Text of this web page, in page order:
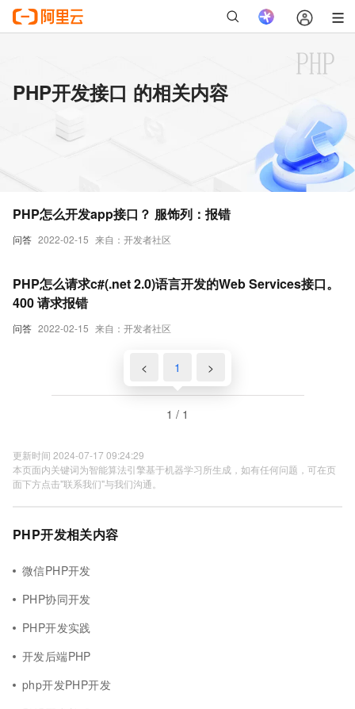
PHP开发接口 的相关内容
问答 2022-02-15 来自：开发者社区
PHP怎么开发app接口？ 服饰列：报错
问答 2022-02-15 来自：开发者社区
PHP怎么请求c#(.net 2.0)语言开发的Web Services接口。
400 请求报错
< 1 >
1 / 1
更新时间 2024-07-17 09:24:29
本页面内关键词为智能算法引擎基于机器学习所生成，如有任何问题，可在页
面下方点击"联系我们"与我们沟通。
PHP开发相关内容
微信PHP开发
PHP协同开发
PHP开发实践
开发后端PHP
php开发PHP开发